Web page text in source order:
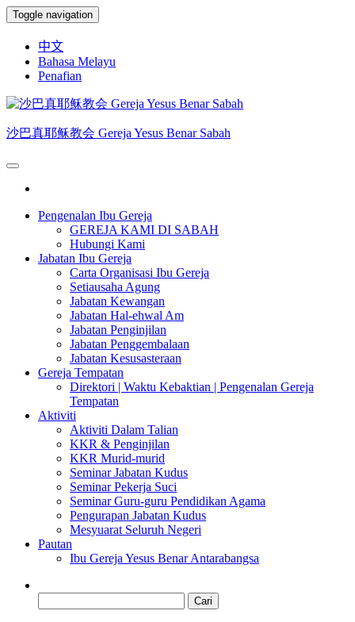
Skip
to
content
Toggle navigation
中文
Bahasa Melayu
Penafian
沙巴真耶稣教会 Gereja Yesus Benar Sabah
Pengenalan Ibu Gereja
GEREJA KAMI DI SABAH
Hubungi Kami
Jabatan Ibu Gereja
Carta Organisasi Ibu Gereja
Setiausaha Agung
Jabatan Kewangan
Jabatan Hal-ehwal Am
Jabatan Penginjilan
Jabatan Penggembalaan
Jabatan Kesusasteraan
Gereja Tempatan
Direktori | Waktu Kebaktian | Pengenalan Gereja
Tempatan
Aktiviti
Aktiviti Dalam Talian
KKR & Penginjilan
KKR Murid-murid
Seminar Jabatan Kudus
Seminar Pekerja Suci
Seminar Guru-guru Pendidikan Agama
Pengurapan Jabatan Kudus
Mesyuarat Seluruh Negeri
Pautan
Ibu Gereja Yesus Benar Antarabangsa